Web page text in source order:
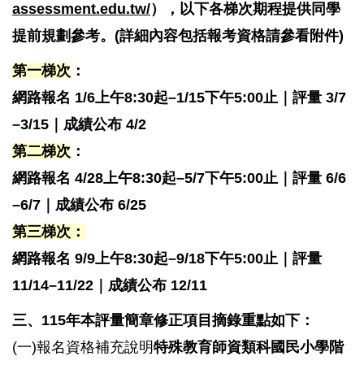
assessment.edu.tw/）， 以下各梯次期程提供同學
提前規劃參考。(詳細內容包括報考資格請參看附件)
第一梯次 ：
網路報名 1/6上午8:30起–1/15下午5:00止｜評量 3/7
–3/15｜成績公布 4/2
第二梯次 ：
網路報名 4/28上午8:30起–5/7下午5:00止 ｜評量 6/6
–6/7｜成績公布 6/25
第三梯次：
網路報名 9/9上午8:30起–9/18下午5:00止 ｜評量
11/14–11/22｜成績公布 12/11
三、 115年本評量簡章修正項目摘錄重點如下：
(一)報名資格補充說明特殊教育師資類科國民小學階